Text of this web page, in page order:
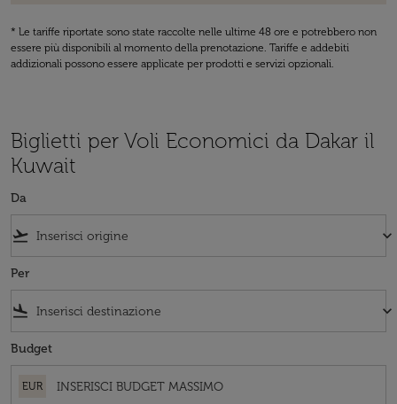
* Le tariffe riportate sono state raccolte nelle ultime 48 ore e potrebbero non
essere più disponibili al momento della prenotazione. Tariffe e addebiti
addizionali possono essere applicate per prodotti e servizi opzionali.
Biglietti per Voli Economici da Dakar il
Kuwait
Da
flight_takeoff keyboard_arrow_down
Per
flight_land keyboard_arrow_down
Budget
EUR